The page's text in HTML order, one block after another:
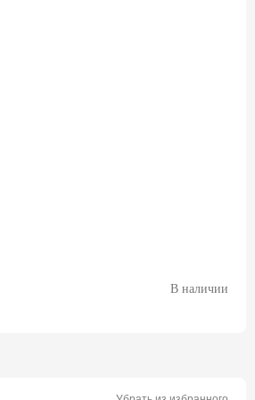
В наличии